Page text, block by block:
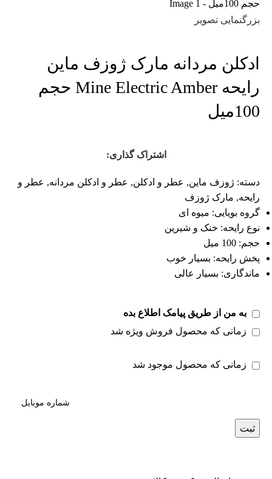
بزرگنمایی تصویر
ادکلن مردانه مارک ژوزف ماین
رایحه Mine Electric Amber حجم
100میل
اشتراک گذاری:
دسته: ژوزف ماین, عطر و ادکلن, عطر و ادکلن مردانه, عطر و
رایحه, مارک ژوزف
گروه بویایی: میوه ای
نوع رایحه: خنک و شیرین
حجم: 100 میل
پخش رایحه: بسیار خوب
ماندگاری: بسیار عالی
به من از طریق پیامک اطلاع بده
زمانی که محصول فروش ویژه شد
زمانی که محصول موجود شد
ثبت